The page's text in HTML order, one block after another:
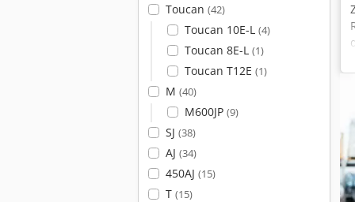
Toucan (42)
Toucan 10E-L (4)
Toucan 8E-L (1)
Toucan T12E (1)
M (40)
M600JP (9)
SJ (38)
AJ (34)
450AJ (15)
T (15)